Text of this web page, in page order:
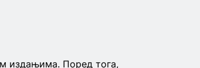
издањима. Поред тога,